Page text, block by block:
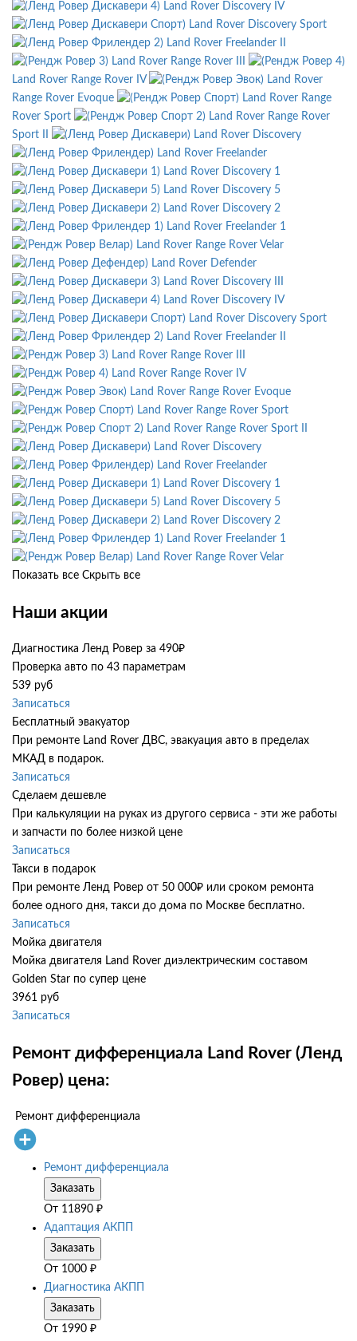
Land Rover Discovery IV
Land Rover Discovery Sport
Land Rover Freelander II
Land Rover Range Rover III
Land Rover Range Rover IV
Land Rover
Range Rover Evoque
Land Rover Range
Rover Sport
Land Rover Range Rover
Sport II
Land Rover Discovery
Land Rover Freelander
Land Rover Discovery 1
Land Rover Discovery 5
Land Rover Discovery 2
Land Rover Freelander 1
Land Rover Range Rover Velar
Land Rover Defender
Land Rover Discovery III
Land Rover Discovery IV
Land Rover Discovery Sport
Land Rover Freelander II
Land Rover Range Rover III
Land Rover Range Rover IV
Land Rover Range Rover Evoque
Land Rover Range Rover Sport
Land Rover Range Rover Sport II
Land Rover Discovery
Land Rover Freelander
Land Rover Discovery 1
Land Rover Discovery 5
Land Rover Discovery 2
Land Rover Freelander 1
Land Rover Range Rover Velar
Показать все Скрыть все
Наши акции
Диагностика Ленд Ровер за 490₽
Проверка авто по 43 параметрам
539 руб
Записаться
Бесплатный эвакуатор
При ремонте Land Rover ДВС, эвакуация авто в пределах
МКАД в подарок.
Записаться
Сделаем дешевле
При калькуляции на руках из другого сервиса - эти же работы
и запчасти по более низкой цене
Записаться
Такси в подарок
При ремонте Ленд Ровер от 50 000₽ или сроком ремонта
более одного дня, такси до дома по Москве бесплатно.
Записаться
Мойка двигателя
Мойка двигателя Land Rover диэлектрическим составом
Golden Star по супер цене
3961 руб
Записаться
Ремонт дифференциала Land Rover (Ленд
Ровер) цена:
Ремонт дифференциала
Ремонт дифференциала
Заказать
От 11890 ₽
Адаптация АКПП
Заказать
От 1000 ₽
Диагностика АКПП
Заказать
От 1990 ₽